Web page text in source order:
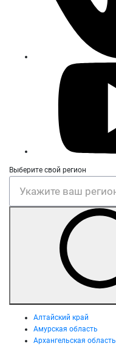
Выберите свой регион
Алтайский край
Амурская область
Архангельская область